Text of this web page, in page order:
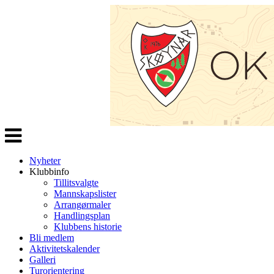
Veksle
navigasjon
Nyheter
Klubbinfo
Tillitsvalgte
Mannskapslister
Arrangørmaler
Handlingsplan
Klubbens historie
Bli medlem
Aktivitetskalender
Galleri
Turorientering